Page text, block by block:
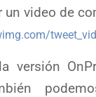
un video de
versión